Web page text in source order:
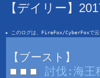
【デイリー】
★ このログは、FireFox/CyberFoxで云
【ブースト】
討伐:海